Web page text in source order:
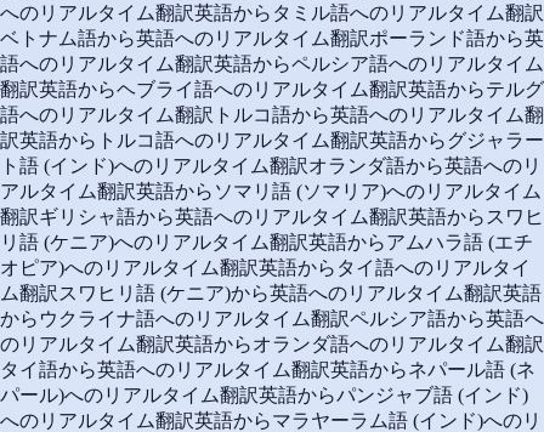
へのリアルタイム翻訳英語からタミル語へのリアルタイム翻訳
ベトナム語から英語へのリアルタイム翻訳ポーランド語から英
語へのリアルタイム翻訳英語からペルシア語へのリアルタイム
翻訳英語からヘブライ語へのリアルタイム翻訳英語からテルグ
語へのリアルタイム翻訳 トルコ語から英語へのリアルタイム翻
訳英語からトルコ語へのリアルタイム翻訳英語からグジャラー
ト語 (インド)へのリアルタイム翻訳オランダ語から英語へのリ
アルタイム翻訳英語からソマリ語 (ソマリア)へのリアルタイム
翻訳ギリシャ語から英語へのリアルタイム翻訳英語からスワヒ
リ語 (ケニア)へのリアルタイム翻訳英語からアムハラ語 (エチ
オピア)へのリアルタイム翻訳英語からタイ語へのリアルタイ
ム翻訳 スワヒリ語 (ケニア)から英語へのリアルタイム翻訳英語
からウクライナ語へのリアルタイム翻訳ペルシア語から英語へ
のリアルタイム翻訳英語からオランダ語へのリアルタイム翻訳
タイ語から英語へのリアルタイム翻訳英語からネパール語 (ネ
パール)へのリアルタイム翻訳英語からパンジャブ語 (インド)
へのリアルタイム翻訳英語からマラヤーラム語 (インド)へのリ